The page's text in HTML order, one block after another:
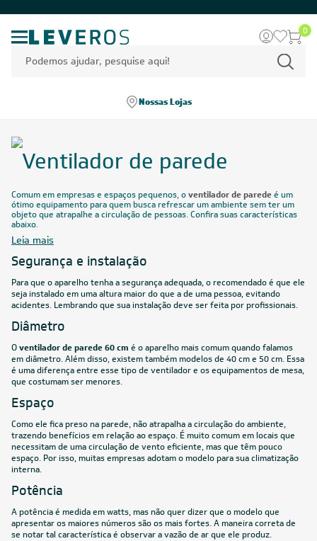
0
Nossas Lojas
Ventilador de parede
Comum em empresas e espaços pequenos, oventilador de paredeé um
ótimo equipamento para quem busca refrescar um ambiente sem ter um
objeto que atrapalhe a circulação de pessoas. Confira suas características
abaixo.
Leia mais
Segurança e instalação
Para que o aparelho tenha a segurança adequada, o recomendado é que ele
seja instalado em uma altura maior do que a de uma pessoa, evitando
acidentes. Lembrando que sua instalação deve ser feita por profissionais.
Diâmetro
Oventilador de parede 60 cm é o aparelho mais comum quando falamos
em diâmetro. Além disso, existem também modelos de 40 cm e 50 cm. Essa
é uma diferença entre esse tipo de ventilador e os equipamentos de mesa,
que costumam ser menores.
Espaço
Como ele fica preso na parede, não atrapalha a circulação do ambiente,
trazendo benefícios em relação ao espaço. É muito comum em locais que
necessitam de uma circulação de vento eficiente, mas que têm pouco
espaço. Por isso, muitas empresas adotam o modelo para sua climatização
interna.
Potência
A potência é medida em watts, mas não quer dizer que o modelo que
apresentar os maiores números são os mais fortes. A maneira correta de
se notar tal característica é observar a vazão de ar que ele produz.